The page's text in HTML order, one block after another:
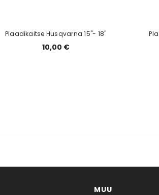
Plaadikaitse Husqvarna 15"- 18"
10,00 €
MUU